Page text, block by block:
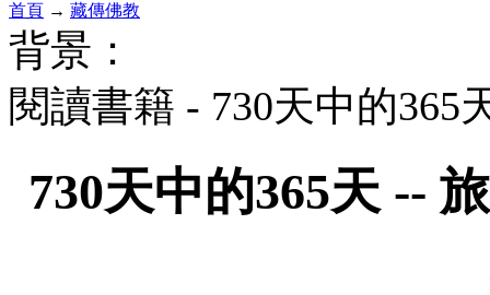
首頁 → 藏傳佛教
背景：
閱讀書籍 - 730天中的
730天中的365天 --